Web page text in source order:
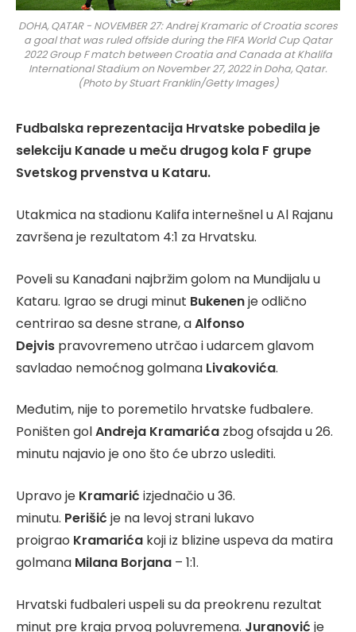
DOHA, QATAR - NOVEMBER 27: Andrej Kramaric of Croatia scores
a goal that was ruled offside during the FIFA World Cup Qatar
2022 Group F match between Croatia and Canada at Khalifa
International Stadium on November 27, 2022 in Doha, Qatar.
(Photo by Stuart Franklin/Getty Images)
Fudbalska reprezentacija Hrvatske pobedila je
selekciju Kanade u meču drugog kola F grupe
Svetskog prvenstva u Kataru.
Utakmica na stadionu Kalifa internešnel u Al Rajanu
završena je rezultatom 4:1 za Hrvatsku.
Poveli su Kanađani najbržim golom na Mundijalu u
Kataru. Igrao se drugi minut Bukenenje odlično
centrirao sa desne strane, aAlfonso
Dejvis pravovremeno utrčao i udarcem glavom
savladao nemoćnog golmana Livakovića.
Međutim, nije to poremetilo hrvatske fudbalere.
Poništen golAndreja Kramarića zbog ofsajda u 26.
minutu najavio je ono što će ubrzo uslediti.
Upravo je Kramarić izjednačio u 36.
minutu. Perišić je na levoj strani lukavo
proigrao Kramarića koji iz blizine uspeva da matira
golmana Milana Borjana – 1:1.
Hrvatski fudbaleri uspeli su da preokrenu rezultat
minut pre kraja prvog poluvremena. Juranović je